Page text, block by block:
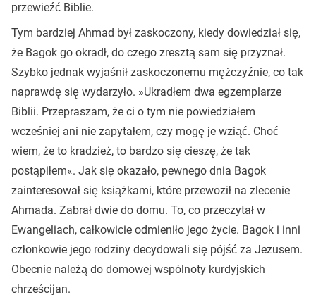
przewieźć Biblie.
Tym bardziej Ahmad był zaskoczony, kiedy dowiedział się,
że Bagok go okradł, do czego zresztą sam się przyznał.
Szybko jednak wyjaśnił zaskoczonemu mężczyźnie, co tak
naprawdę się wydarzyło. »Ukradłem dwa egzemplarze
Biblii. Przepraszam, że ci o tym nie powiedziałem
wcześniej ani nie zapytałem, czy mogę je wziąć. Choć
wiem, że to kradzież, to bardzo się cieszę, że tak
postąpiłem«. Jak się okazało, pewnego dnia Bagok
zainteresował się książkami, które przewoził na zlecenie
Ahmada. Zabrał dwie do domu. To, co przeczytał w
Ewangeliach, całkowicie odmieniło jego życie. Bagok i inni
członkowie jego rodziny decydowali się pójść za Jezusem.
Obecnie należą do domowej wspólnoty kurdyjskich
chrześcijan.